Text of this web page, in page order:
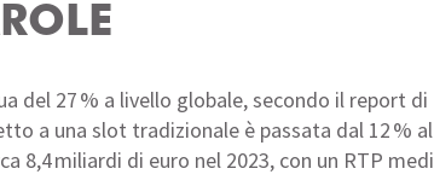
del 27 % a livello globale, secondo il report di
a una slot tradizionale è passata dal 12 %
8,4 miliardi di euro nel 2023, con un RTP